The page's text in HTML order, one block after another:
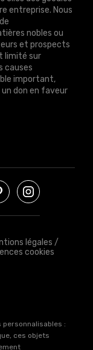
entreprise. Nous
nobles ou
et prospects
limité sur
causes
important,
don en faveur
légales /
cookies
personnalisables :
ces objets